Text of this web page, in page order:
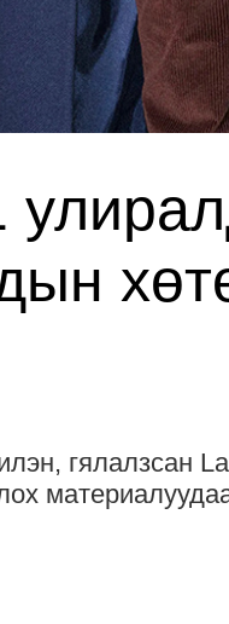
гялалзсан